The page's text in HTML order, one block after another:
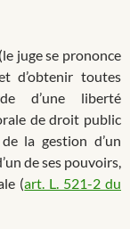
juge se prononce
d’obtenir toutes
d’une liberté
de droit public
la gestion d’un
de ses pouvoirs,
(art. L. 521-2 du